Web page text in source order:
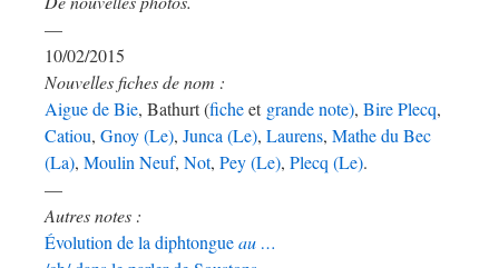
—
10/02/2015
Nouvelles fiches de nom :
Aigue de Bie, Bathurt (ficheet grande note), Bire Plecq,
Catiou, Gnoy (Le), Junca (Le), Laurens, Mathe du Bec
(La), Moulin Neuf, Not, Pey (Le), Plecq (Le).
—
Autres notes :
Évolution de la diphtongueau …